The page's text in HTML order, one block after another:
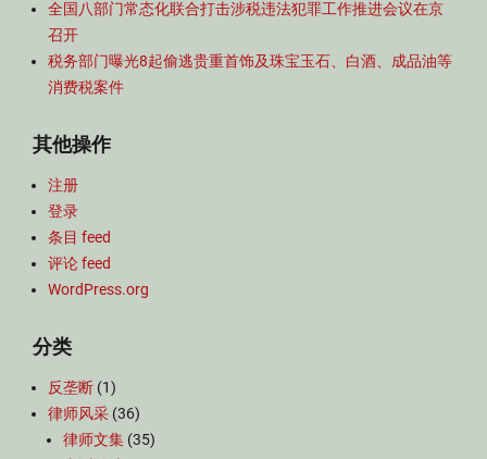
全国八部门常态化联合打击涉税违法犯罪工作推进会议在京
召开
税务部门曝光8起偷逃贵重首饰及珠宝玉石、白酒、成品油等
消费税案件
其他操作
注册
登录
条目 feed
评论 feed
WordPress.org
分类
反垄断 (1)
律师风采 (36)
律师文集 (35)